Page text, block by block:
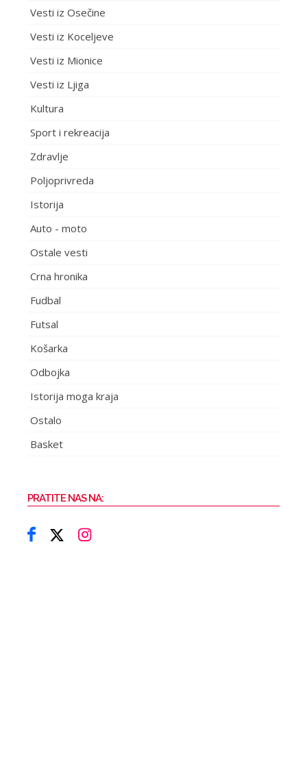
Vesti iz Osečine
Vesti iz Koceljeve
Vesti iz Mionice
Vesti iz Ljiga
Kultura
Sport i rekreacija
Zdravlje
Poljoprivreda
Istorija
Auto - moto
Ostale vesti
Crna hronika
Fudbal
Futsal
Košarka
Odbojka
Istorija moga kraja
Ostalo
Basket
PRATITE NAS NA: